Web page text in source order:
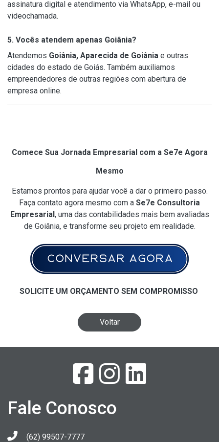
assinatura digital e atendimento via WhatsApp, e-mail ou
videochamada.
5. Vocês atendem apenas Goiânia?
Atendemos Goiânia, Aparecida de Goiânia e outras
cidades do estado de Goiás. Também auxiliamos
empreendedores de outras regiões com abertura de
empresa online.
Comece Sua Jornada Empresarial com a Se7e Agora
Mesmo
Estamos prontos para ajudar você a dar o primeiro passo.
Faça contato agora mesmo com a Se7e Consultoria
Empresarial, uma das contabilidades mais bem avaliadas
de Goiânia, e transforme seu projeto em realidade.
SOLICITE UM ORÇAMENTO SEM COMPROMISSO
Voltar
Fale Conosco
(62) 99507-7777